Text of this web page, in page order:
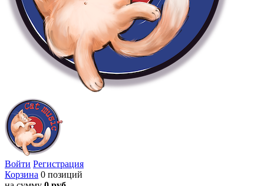
Войти Регистрация
Корзина 0 позиций